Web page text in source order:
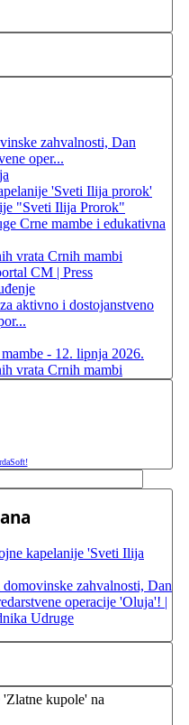
zahvalnosti, Dan
oper...
'Sveti Ilija prorok'
Crne mambe i edukativna
CM | Press
aktivno i dostojanstveno
- 12. lipnja 2026.
kapelanije 'Sveti Ilija
zahvalnosti, Dan
operacije 'Oluja'! |
Udruge
kupole' na